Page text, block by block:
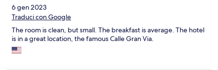
6 gen 2023
Traduci con Google
The room is clean, but small. The breakfast is average. The hotel
is in a great location, the famous Calle Gran Via.